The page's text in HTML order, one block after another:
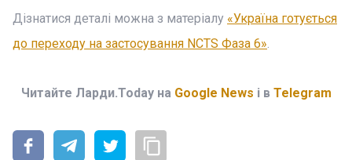
Дізнатися деталі можна з матеріалу «Україна готується
до переходу на застосування NCTS Фаза 6».
Читайте Ларди.Today на Google News і в Telegram